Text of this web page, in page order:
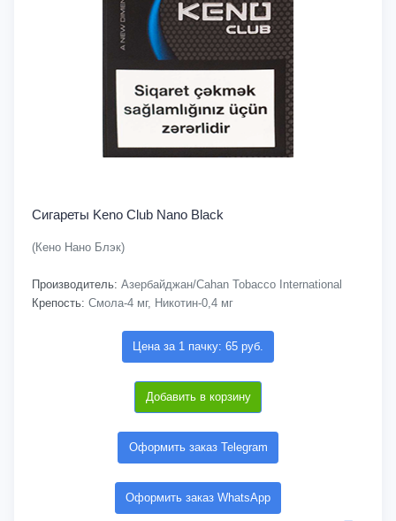
Сигареты Keno Club Nano Black
(Кено Нано Блэк)
Производитель: Азербайджан/Cahan Tobacco International
Крепость: Смола-4 мг, Никотин-0,4 мг
Цена за 1 пачку: 65 руб.
Добавить в корзину
Оформить заказ Telegram
Оформить заказ WhatsApp